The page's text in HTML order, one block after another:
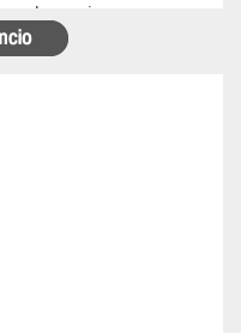
de serviço em
em cantina, ele
Passa veneno,